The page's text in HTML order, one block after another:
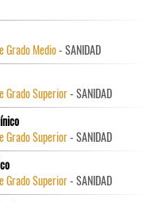
Grado Medio- SANIDAD
Grado Superior- SANIDAD
Grado Superior- SANIDAD
Grado Superior- SANIDAD